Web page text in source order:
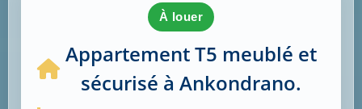
à louer
Appartement T5 meublé et
sécurisé à Ankondrano.